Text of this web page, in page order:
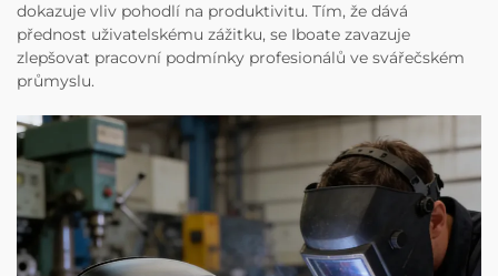
dokazuje vliv pohodlí na produktivitu. Tím, že dává
přednost uživatelskému zážitku, se Iboate zavazuje
zlepšovat pracovní podmínky profesionálů ve svářečském
průmyslu.